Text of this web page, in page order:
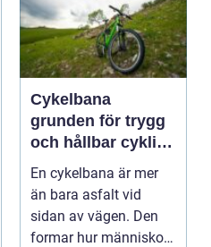
Cykelbana
grunden för trygg
och hållbar cykling
i staden
En cykelbana är mer
än bara asfalt vid
sidan av vägen. Den
formar hur människor